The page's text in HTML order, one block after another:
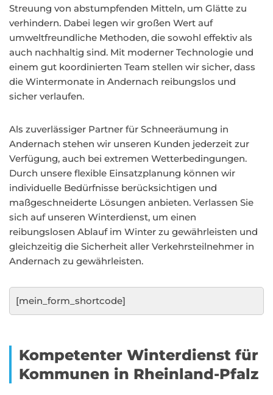
Streuung von abstumpfenden Mitteln, um Glätte zu
verhindern. Dabei legen wir großen Wert auf
umweltfreundliche Methoden, die sowohl effektiv als
auch nachhaltig sind. Mit moderner Technologie und
einem gut koordinierten Team stellen wir sicher, dass
die Wintermonate in Andernach reibungslos und
sicher verlaufen.
Als zuverlässiger Partner für Schneeräumung in
Andernach stehen wir unseren Kunden jederzeit zur
Verfügung, auch bei extremen Wetterbedingungen.
Durch unsere flexible Einsatzplanung können wir
individuelle Bedürfnisse berücksichtigen und
maßgeschneiderte Lösungen anbieten. Verlassen Sie
sich auf unseren Winterdienst, um einen
reibungslosen Ablauf im Winter zu gewährleisten und
gleichzeitig die Sicherheit aller Verkehrsteilnehmer in
Andernach zu gewährleisten.
[mein_form_shortcode]
Kompetenter Winterdienst für
Kommunen in Rheinland-Pfalz